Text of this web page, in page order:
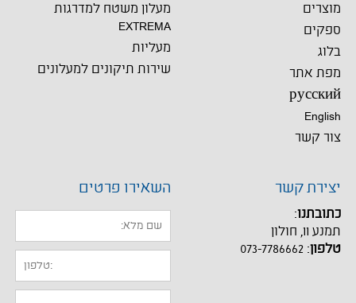
מוצרים
ספקים
בלוג
מפת אתר
русский
English
צור קשר
מעלון משטח למדרגות
EXTREMA
מעליות
שירות תיקונים למעלונים
יצירת קשר
כתובתנו:
תמנע 11, חולון
טלפון:
073-7786662
השאירו פרטים